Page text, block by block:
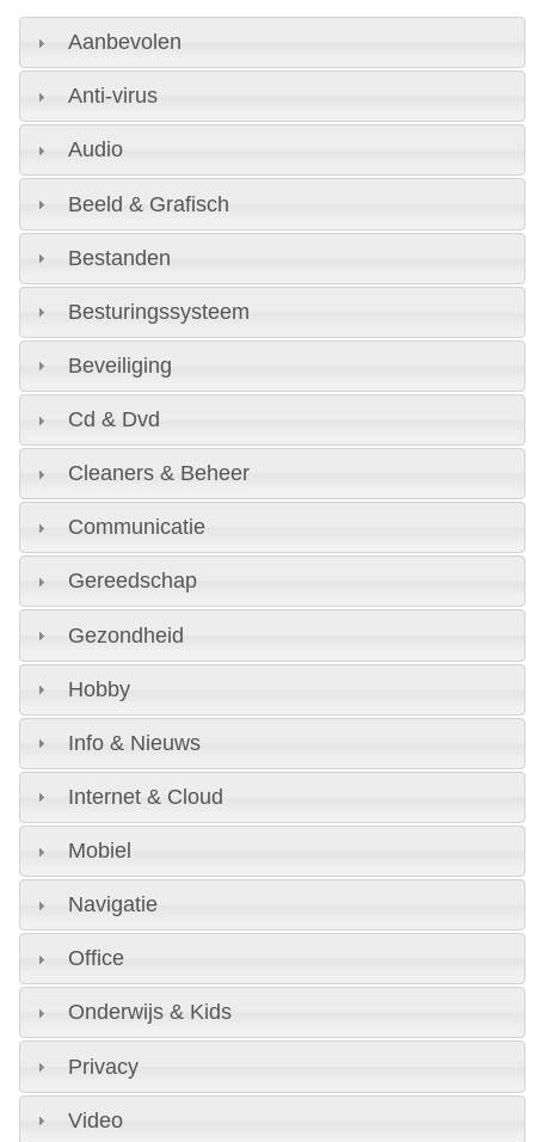
Aanbevolen
Anti-virus
Audio
Beeld & Grafisch
Bestanden
Besturingssysteem
Beveiliging
Cd & Dvd
Cleaners & Beheer
Communicatie
Gereedschap
Gezondheid
Hobby
Info & Nieuws
Internet & Cloud
Mobiel
Navigatie
Office
Onderwijs & Kids
Privacy
Video